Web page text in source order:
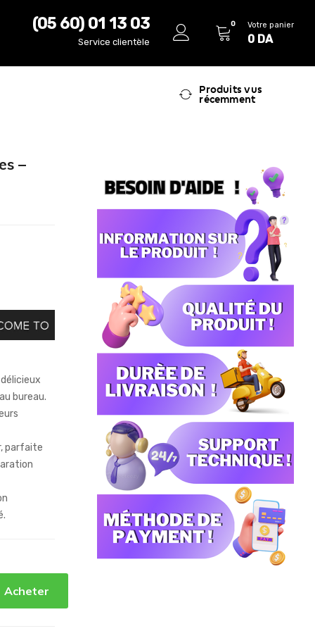
(05 60) 01 13 03
Service clientèle
0 Votre panier
0 DA
Produits vus
récemment
–
bureau.
parfaite
Acheter